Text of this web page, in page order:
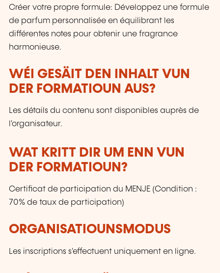
Créer votre propre formule: Développez une formule
de parfum personnalisée en équilibrant les
différentes notes pour obtenir une fragrance
harmonieuse.
WÉI GESÄIT DEN INHALT VUN
DER FORMATIOUN AUS?
Les détails du contenu sont disponibles auprès de
l'organisateur.
WAT KRITT DIR UM ENN VUN
DER FORMATIOUN?
Certificat de participation du MENJE (Condition :
70% de taux de participation)
ORGANISATIOUNSMODUS
Les inscriptions s'effectuent uniquement en ligne.